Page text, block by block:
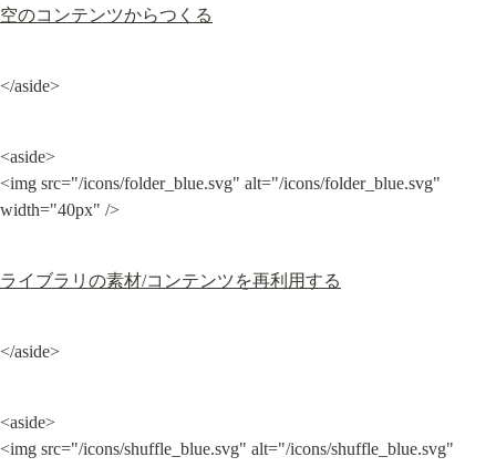
空のコンテンツからつくる
</aside>
<aside>
<img src="/icons/folder_blue.svg" alt="/icons/folder_blue.svg"
width="40px" />
ライブラリの素材/コンテンツを再利用する
</aside>
<aside>
<img src="/icons/shuffle_blue.svg" alt="/icons/shuffle_blue.svg"